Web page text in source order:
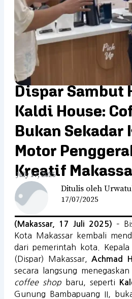
Dispar Sambut
Kaldi House:
Bukan Sekadar
Motor
Kreatif
July 17, 2025
Ditulis oleh
17/07/2025
(Makassar, 17 Juli 2025) –
Kota Makassar kembali
dari pemerintah kota. Kepala
(Dispar) Makassar, Achmad
secara langsung
coffee shopbaru, seperti
Gunung Bambapuang II,